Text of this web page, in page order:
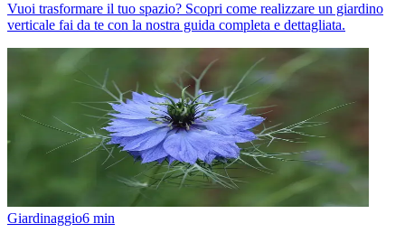
Vuoi trasformare il tuo spazio? Scopri come realizzare un giardino
verticale fai da te con la nostra guida completa e dettagliata.
Giardinaggio6 min